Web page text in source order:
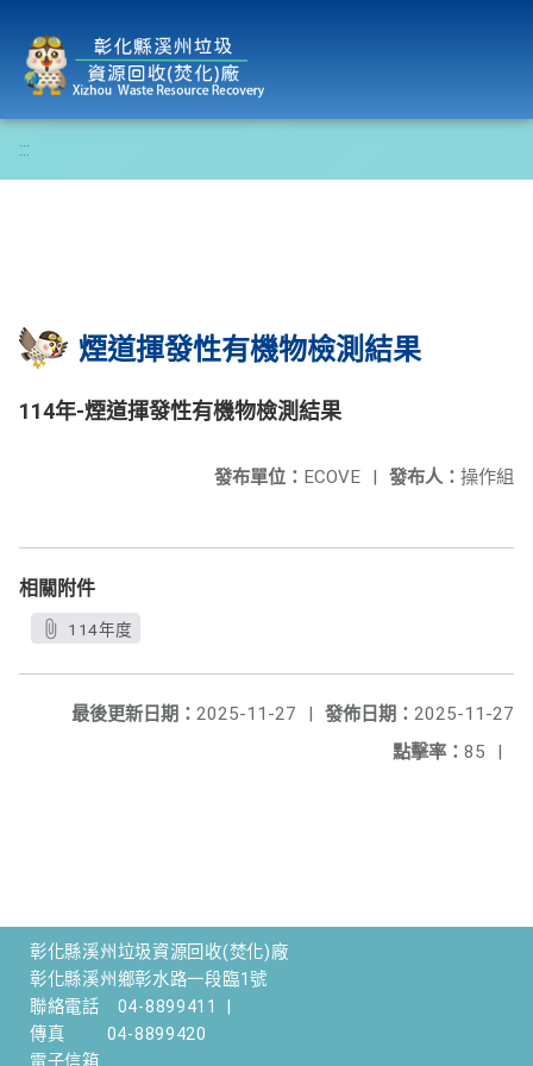
:::
煙道揮發性有機物檢測結果
114年-煙道揮發性有機物檢測結果
發布人： 操作組
發布單位： ECOVE |
相關附件
114年度
發佈日期： 2025-11-27
最後更新日期： 2025-11-27
|
點擊率： 85 |
彰化縣溪州垃圾資源回收(焚化)廠
彰化縣溪州鄉彰水路一段臨1號
聯絡電話
04-8899411
傳真
04-8899420
電子信箱